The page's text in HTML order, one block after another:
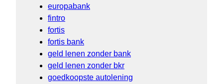
europabank
fintro
fortis
fortis bank
geld lenen zonder bank
geld lenen zonder bkr
goedkoopste autolening